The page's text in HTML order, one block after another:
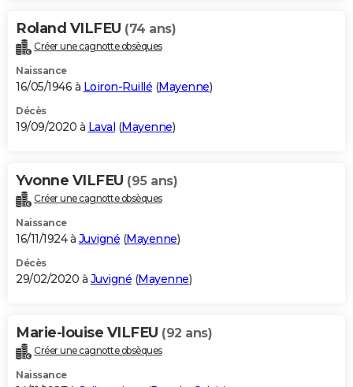
Roland VILFEU (74 ans)
Créer une cagnotte obsèques
Naissance
16/05/1946 à Loiron-Ruillé (Mayenne)
Décès
19/09/2020 à Laval (Mayenne)
Yvonne VILFEU (95 ans)
Créer une cagnotte obsèques
Naissance
16/11/1924 à Juvigné (Mayenne)
Décès
29/02/2020 à Juvigné (Mayenne)
Marie-louise VILFEU (92 ans)
Créer une cagnotte obsèques
Naissance